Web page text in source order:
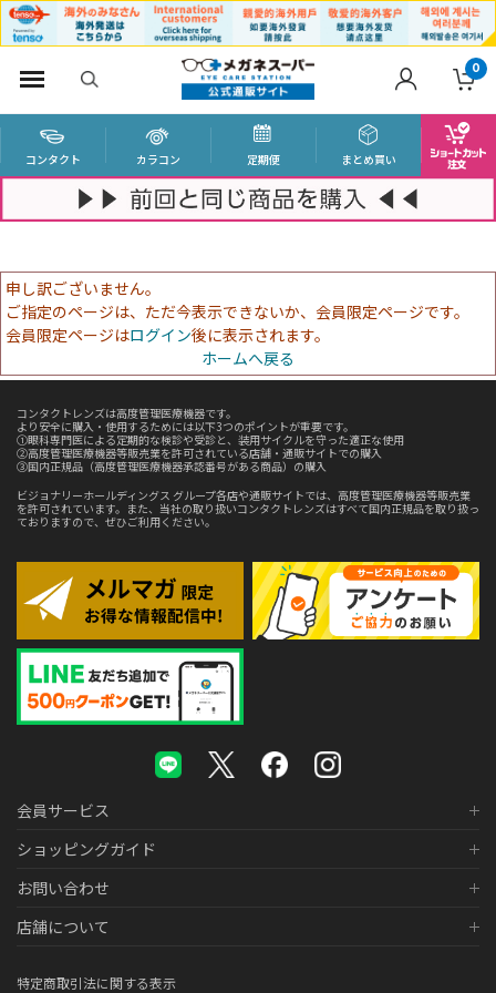
0
コンタクト カラコン 定期便 まとめ買い
申し訳ございません。
ご指定のページは、ただ今表示できないか、会員限定ページです。
会員限定ページはログイン後に表示されます。
ホームへ戻る
コンタクトレンズは高度管理医療機器です。
より安全に購入・使用するためには以下3つのポイントが重要です。
①眼科専門医による定期的な検診や受診と、装用サイクルを守った適正な使用
②高度管理医療機器等販売業を許可されている店舗・通販サイトでの購入
③国内正規品（高度管理医療機器承認番号がある商品）の購入
ビジョナリーホールディングス グループ各店や通販サイトでは、高度管理医療機器等販売業
を許可されています。また、当社の取り扱いコンタクトレンズはすべて国内正規品を取り扱っ
ておりますので、ぜひご利用ください。
会員サービス
ショッピングガイド
お問い合わせ
店舗について
特定商取引法に関する表示